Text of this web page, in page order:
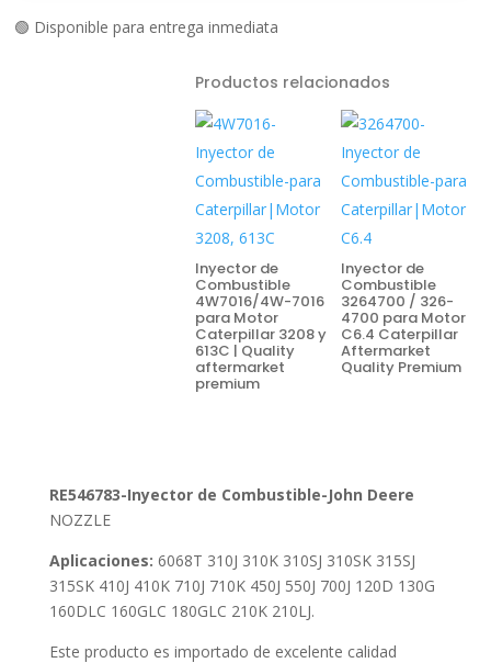
🟢 Disponible para entrega inmediata
Productos relacionados
Inyector de
Combustible
4W7016/4W-7016
para Motor
Caterpillar 3208 y
613C | Quality
aftermarket
premium
Inyector de
Combustible
3264700 / 326-
4700 para Motor
C6.4 Caterpillar
Aftermarket
Quality Premium
RE546783-Inyector de Combustible-John Deere
NOZZLE
Aplicaciones: 6068T 310J 310K 310SJ 310SK 315SJ
315SK 410J 410K 710J 710K 450J 550J 700J 120D 130G
160DLC 160GLC 180GLC 210K 210LJ.
Este producto es importado de excelente calidad